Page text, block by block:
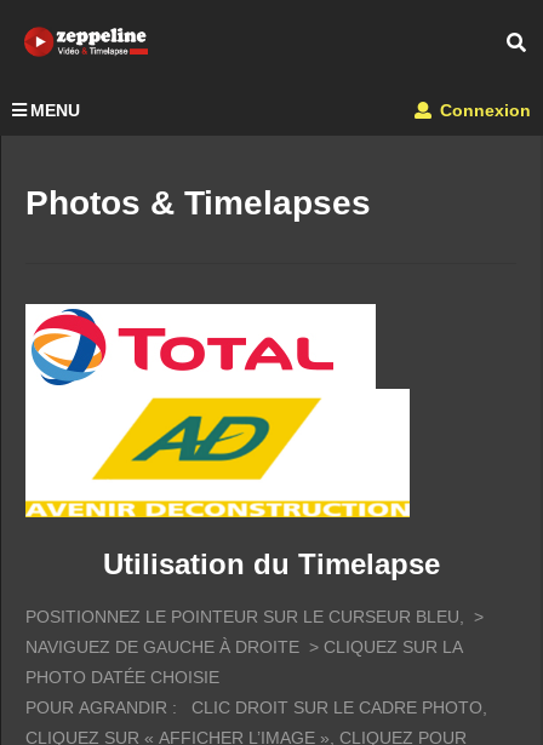
MENU Connexion
Photos & Timelapses
Utilisation du Timelapse
POSITIONNEZ LE POINTEUR SUR LE CURSEUR BLEU, >
NAVIGUEZ DE GAUCHE À DROITE > CLIQUEZ SUR LA
PHOTO DATÉE CHOISIE
POUR AGRANDIR : CLIC DROIT SUR LE CADRE PHOTO,
CLIQUEZ SUR « AFFICHER L’IMAGE », CLIQUEZ POUR